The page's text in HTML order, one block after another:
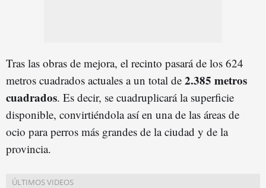
Tras las obras de mejora, el recinto pasará de los 624
metros cuadrados actuales a un total de 2.385 metros
cuadrados. Es decir, se cuadruplicará la superficie
disponible, convirtiéndola así en una de las áreas de
ocio para perros más grandes de la ciudad y de la
provincia.